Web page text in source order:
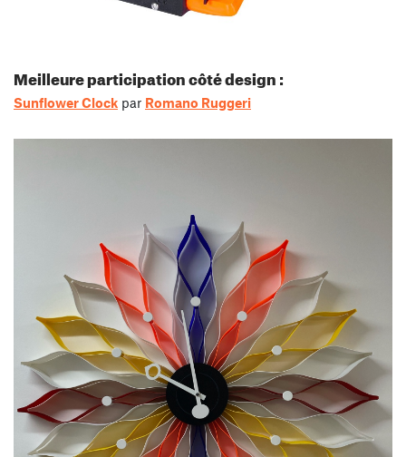
Meilleure participation côté design :
Sunflower Clock par Romano Ruggeri